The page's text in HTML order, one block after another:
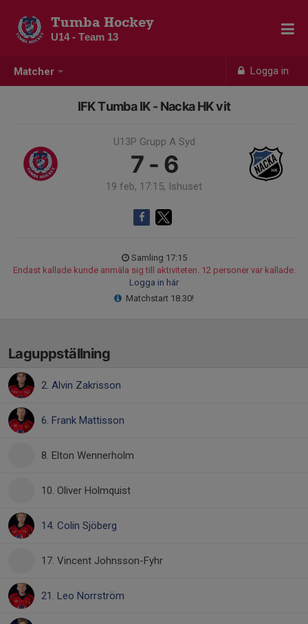
Matcher Logga in
Tumba Hockey
U14 - Team 13
IFK Tumba IK - Nacka HK vit
U13P Grupp A Syd
7 - 6
19 feb, 17:15, Ishuset
Samling 17:15
Endast kallade kunde anmäla sig till aktiviteten. 12 personer var kallade.
Logga in här
Matchstart 18.30!
Laguppställning
2. Alvin Zakrisson
6. Frank Mattisson
8. Elton Wennerholm
10. Oliver Holmquist
14. Colin Sjöberg
17. Vincent Johnsson-Fyhr
21. Leo Norrström